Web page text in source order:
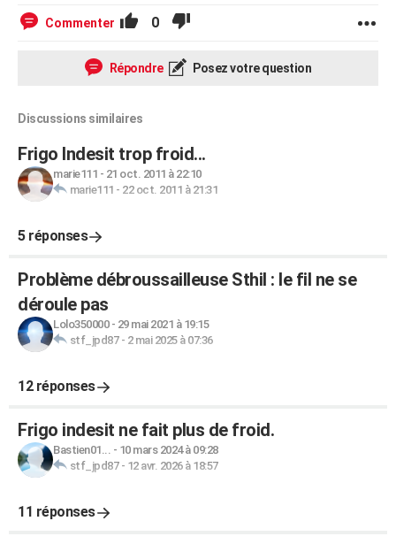
Bricolage
Lifestyle
Culture
Sport
Auto
Television
Voyage
Cinema Commenter 0
Répondre Posez votre question
Discussions similaires
Frigo Indesit trop froid...
marie111 - 21 oct. 2011 à 22:10
marie111 - 22 oct. 2011 à 21:31
5 réponses
Problème débroussailleuse Sthil : le fil ne se
déroule pas
Lolo350000- 29 mai 2021 à 19:15
stf_jpd87- 2 mai 2025 à 07:36
12 réponses
Frigo indesit ne fait plus de froid.
Bastien01... - 10 mars 2024 à 09:28
stf_jpd87- 12 avr. 2026 à 18:57
11 réponses